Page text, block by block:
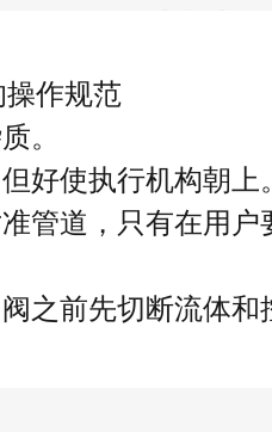
作规范
。
好使执行机构朝上
管道，只有在用户
之前先切断流体和